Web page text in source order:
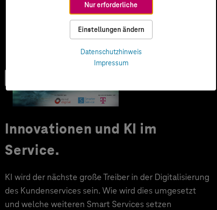
Nur erforderliche
Einstellungen ändern
Datenschutzhinweis
Impressum
Innovationen und KI im
Service.
KI wird der nächste große Treiber in der Digitalisierung
des Kundenservices sein. Wie wird dies umgesetzt
und welche weiteren Smart Services setzen